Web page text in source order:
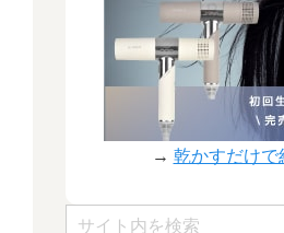
→ 乾かすだけ